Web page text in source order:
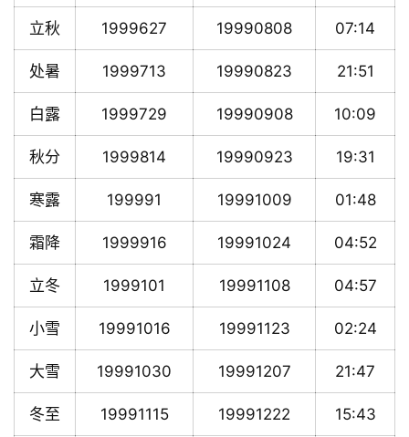
立秋 1999627 19990808 07:14
处暑 1999713 19990823 21:51
白露 1999729 19990908 10:09
秋分 1999814 19990923 19:31
寒露 199991 19991009 01:48
霜降 1999916 19991024 04:52
立冬 1999101 19991108 04:57
小雪 19991016 19991123 02:24
大雪 19991030 19991207 21:47
冬至 19991115 19991222 15:43